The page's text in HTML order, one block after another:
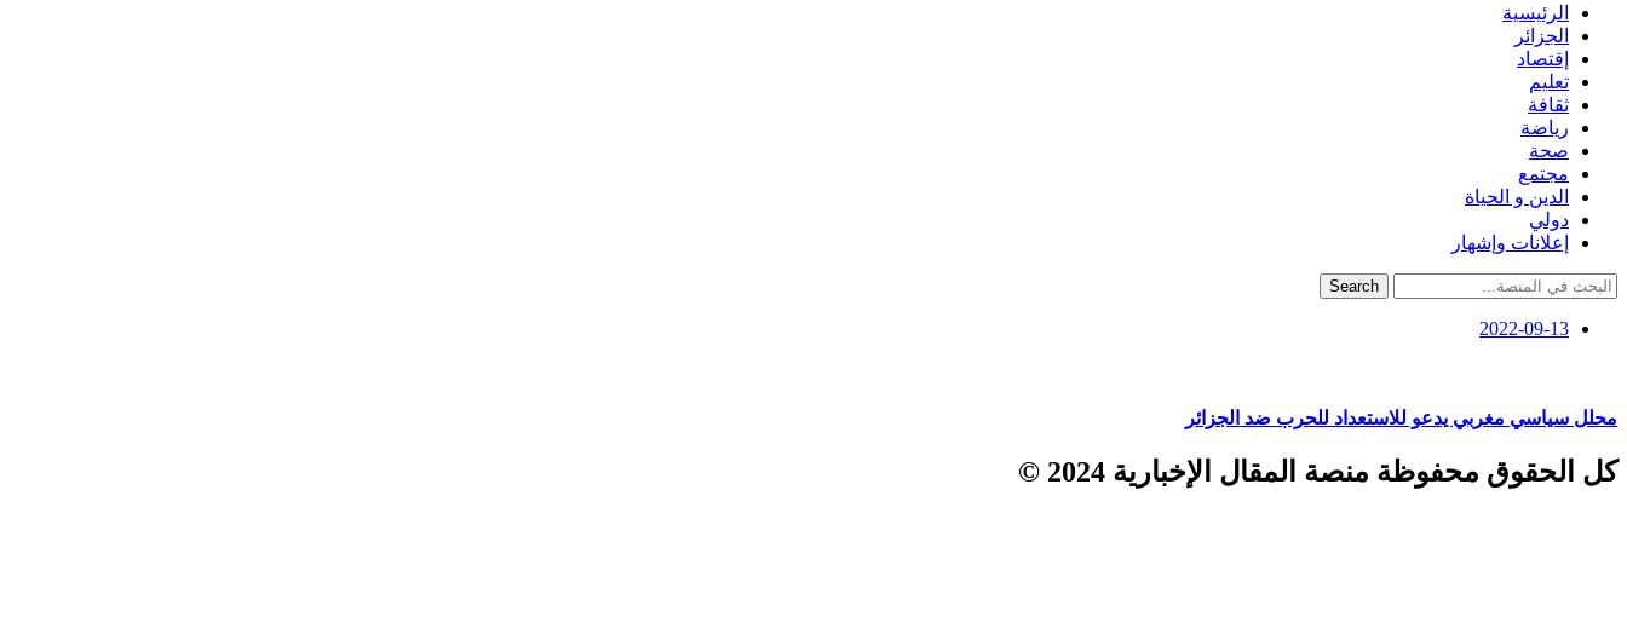
الرئيسية
الجزائر
إقتصاد
تعليم
ثقافة
رياضة
صحة
مجتمع
الدين و الحياة
دولي
إعلانات وإشهار
Search
2022-09-13
محلل سياسي مغربي يدعو للاستعداد للحرب ضد الجزائر
كل الحقوق محفوظة منصة المقال الإخبارية 2024 ©